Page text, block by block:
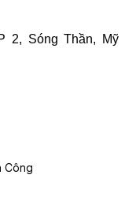
2, Sóng Thần, Mỹ